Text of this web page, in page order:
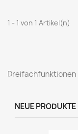
1 - 1 von 1 Artikel(n)
Dreifachfunktionen
NEUE PRODUKTE